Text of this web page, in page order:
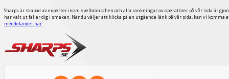
Sharps är skapad av experter inom spelbranschen och alla rankningar av operatörer på vår sida är
har valt ut faller dig i smaken. När du väljer att klicka på en utgående länk på vår sida, kan vi
meddelandet här.